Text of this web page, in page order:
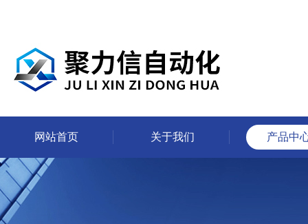
网站首页 关于我们 产品中